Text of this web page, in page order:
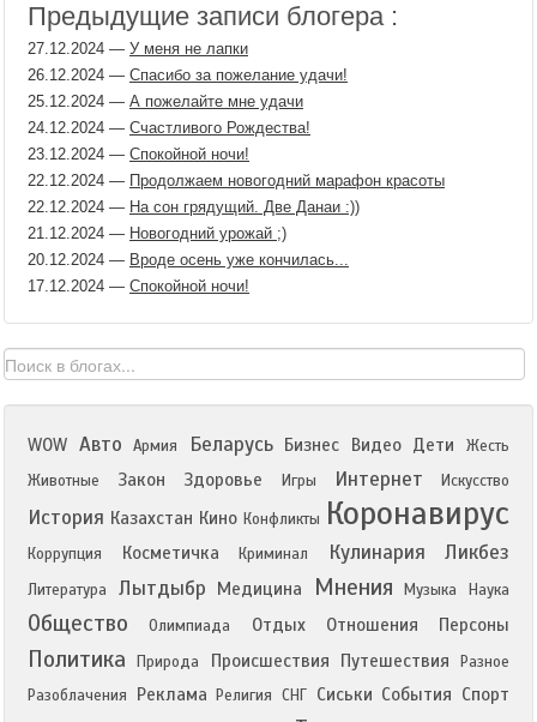
Предыдущие записи блогера :
27.12.2024 — У меня не лапки
26.12.2024 — Спасибо за пожелание удачи!
25.12.2024 — А пожелайте мне удачи
24.12.2024 — Счастливого Рождества!
23.12.2024 — Спокойной ночи!
22.12.2024 — Продолжаем новогодний марафон красоты
22.12.2024 — На сон грядущий. Две Данаи :))
21.12.2024 — Новогодний урожай ;)
20.12.2024 — Вроде осень уже кончилась...
17.12.2024 — Спокойной ночи!
WOW Авто Армия Беларусь Бизнес Видео Дети
Жесть
Животные
Закон Здоровье Игры Интернет Искусство
История Казахстан Кино Конфликты Коронавирус
Коррупция Косметичка Криминал Кулинария Ликбез
Литература Лытдыбр Медицина Мнения Музыка Наука
Общество Олимпиада Отдых Отношения Персоны
Политика Природа Происшествия Путешествия
Разное
Разоблачения
Реклама Религия СНГ Сиськи События Спорт